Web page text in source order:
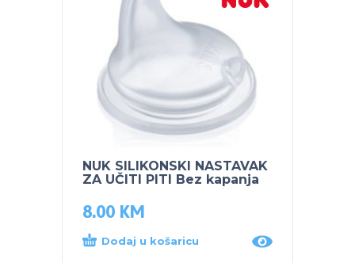
NUK SILIKONSKI NASTAVAK
ZA UČITI PITI Bez kapanja
8.00 KM
Dodaj u košaricu